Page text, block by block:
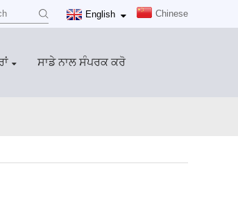
English Chinese
ਸਾਡੇ ਨਾਲ ਸੰਪਰਕ ਕਰੋ